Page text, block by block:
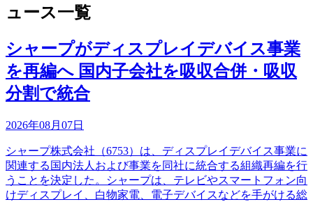
ュース一覧
シャープがディスプレイデバイス事業
を再編へ 国内子会社を吸収合併・吸収
分割で統合
2026年08月07日
シャープ株式会社（6753）は、ディスプレイデバイス事業に
関連する国内法人および事業を同社に統合する組織再編を行
うことを決定した。シャープは、テレビやスマートフォン向
けディスプレイ、白物家電、電子デバイスなどを手がける総